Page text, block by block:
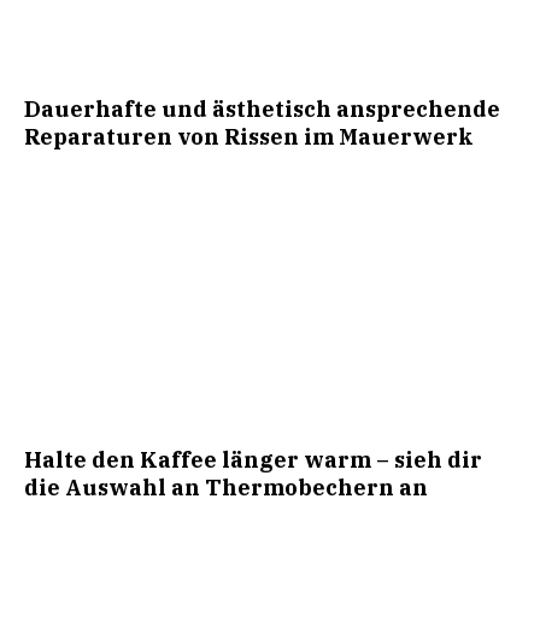
Dauerhafte und ästhetisch ansprechende
Reparaturen von Rissen im Mauerwerk
Halte den Kaffee länger warm – sieh dir
die Auswahl an Thermobechern an